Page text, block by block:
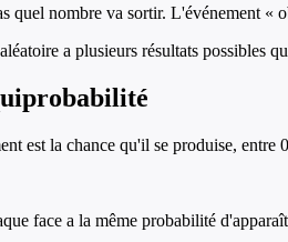
quel nombre va sortir. L'événement «
a plusieurs résultats possibles
est la chance qu'il se produise,
face a la même probabilité